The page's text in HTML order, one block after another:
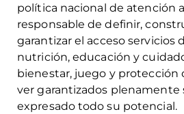
política nacional de atención
responsable de definir,
garantizar el acceso servicios
nutrición, educación y
bienestar, juego y protección
ver garantizados plenamente
expresado todo su potencial.